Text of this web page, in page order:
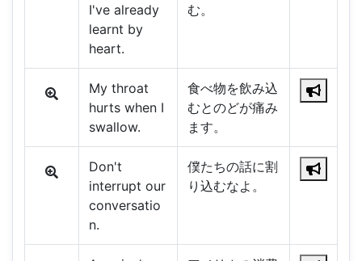
I've already
learnt by
heart.
む。
My throat
hurts when I
swallow.
食べ物を飲み込
むとのどが痛み
ます。
Don't
interrupt our
conversatio
n.
僕たちの話に割
り込むなよ。